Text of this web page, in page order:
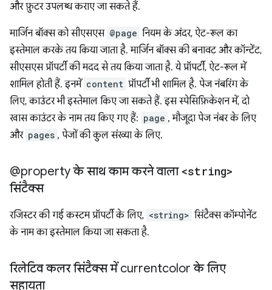
और फ़ुटर उपलब्ध कराए जा सकते हैं.
मार्जिन बॉक्स को सीएसएस @page नियम के अंदर, ऐट-रूल का
इस्तेमाल करके तय किया जाता है. मार्जिन बॉक्स की बनावट और कॉन्टेंट,
सीएसएस प्रॉपर्टी की मदद से तय किया जाता है. ये प्रॉपर्टी, ऐट-रूल में
शामिल होती हैं. इनमें content प्रॉपर्टी भी शामिल है. पेज नंबरिंग के
लिए, काउंटर भी इस्तेमाल किए जा सकते हैं. इस स्पेसिफ़िकेशन में, दो
खास काउंटर के नाम तय किए गए हैं: page , मौजूदा पेज नंबर के लिए
और pages , पेजों की कुल संख्या के लिए.
@property के साथ काम करने वाला <string>
सिंटैक्स
रजिस्टर की गई कस्टम प्रॉपर्टी के लिए, <string> सिंटैक्स कॉम्पोनेंट
के नाम का इस्तेमाल किया जा सकता है.
रिलेटिव कलर सिंटैक्स में currentcolor के लिए
सहायता